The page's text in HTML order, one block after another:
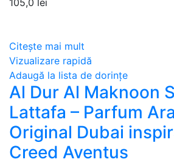
105,0 lei
Citește mai mult
Vizualizare rapidă
Adaugă la lista de dorințe
Al Dur Al Maknoon
Lattafa – Parfum
Original Dubai
Creed Aventus